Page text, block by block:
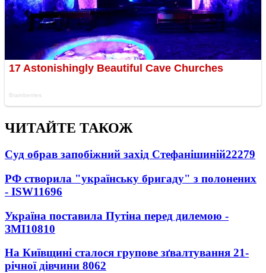
ЧИТАЙТЕ ТАКОЖ
Суд обрав запобіжний захід Стефанішиній22279
РФ створила "українську бригаду" з полонених
- ISW11696
Україна поставила Путіна перед дилемою -
ЗМІ10810
На Київщині сталося групове зґвалтування 21-
річної дівчини 8062